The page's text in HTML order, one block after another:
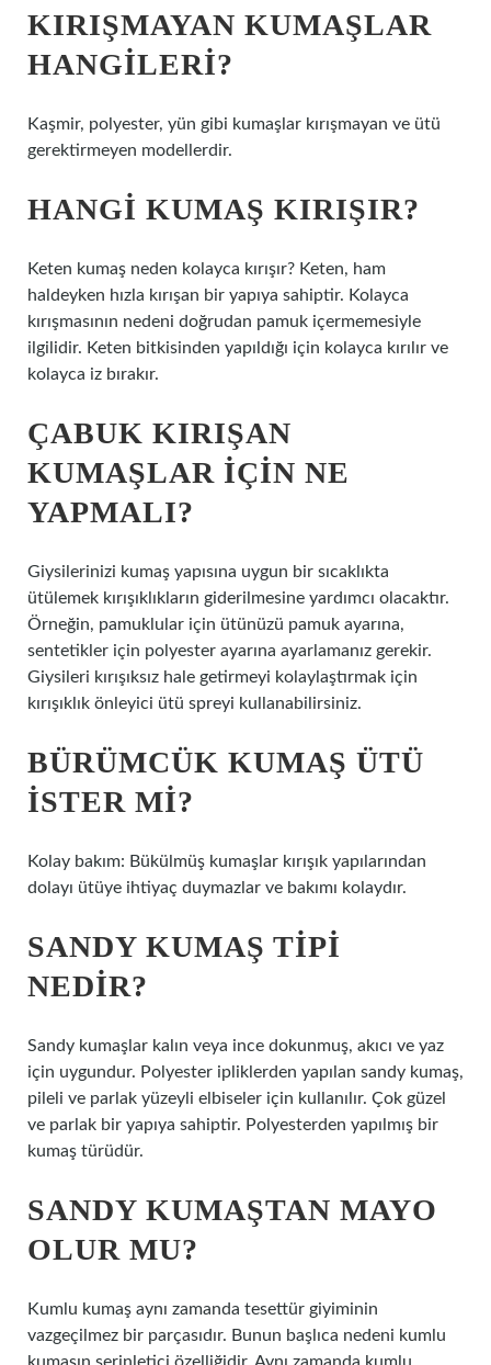
KIRIŞMAYAN KUMAŞLAR
HANGILERI?
Kaşmir, polyester, yün gibi kumaşlar kırışmayan ve ütü
gerektirmeyen modellerdir.
HANGI KUMAŞ KIRIŞIR?
Keten kumaş neden kolayca kırışır? Keten, ham
haldeyken hızla kırışan bir yapıya sahiptir. Kolayca
kırışmasının nedeni doğrudan pamuk içermemesiyle
ilgilidir. Keten bitkisinden yapıldığı için kolayca kırılır ve
kolayca iz bırakır.
ÇABUK KIRIŞAN
KUMAŞLAR IÇIN NE
YAPMALI?
Giysilerinizi kumaş yapısına uygun bir sıcaklıkta
ütülemek kırışıklıkların giderilmesine yardımcı olacaktır.
Örneğin, pamuklular için ütünüzü pamuk ayarına,
sentetikler için polyester ayarına ayarlamanız gerekir.
Giysileri kırışıksız hale getirmeyi kolaylaştırmak için
kırışıklık önleyici ütü spreyi kullanabilirsiniz.
BÜRÜMCÜK KUMAŞ ÜTÜ
ISTER MI?
Kolay bakım: Bükülmüş kumaşlar kırışık yapılarından
dolayı ütüye ihtiyaç duymazlar ve bakımı kolaydır.
SANDY KUMAŞ TIPI
NEDIR?
Sandy kumaşlar kalın veya ince dokunmuş, akıcı ve yaz
için uygundur. Polyester ipliklerden yapılan sandy kumaş,
pileli ve parlak yüzeyli elbiseler için kullanılır. Çok güzel
ve parlak bir yapıya sahiptir. Polyesterden yapılmış bir
kumaş türüdür.
SANDY KUMAŞTAN MAYO
OLUR MU?
Kumlu kumaş aynı zamanda tesettür giyiminin
vazgeçilmez bir parçasıdır. Bunun başlıca nedeni kumlu